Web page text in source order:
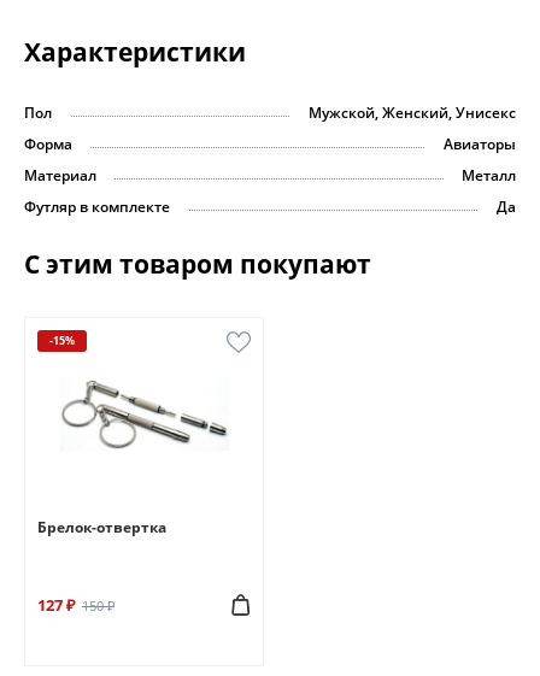
Характеристики
Пол
Мужской, Женский, Унисекс
Форма
Авиаторы
Материал
Металл
Футляр в комплекте
Да
С этим товаром покупают
-15%
Брелок-отвертка
127 ₽ 150 ₽